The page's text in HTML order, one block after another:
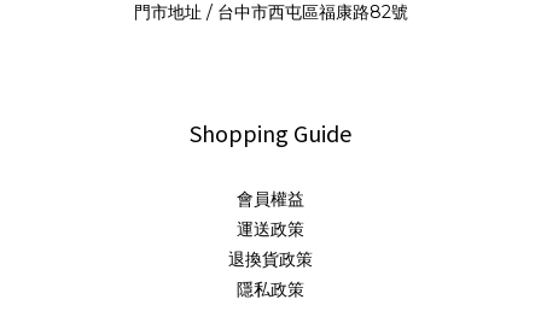
門市地址 / 台中市西屯區福康路82號
Shopping Guide
會員權益
運送政策
退換貨政策
隱私政策